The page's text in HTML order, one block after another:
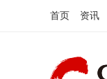
首页 资讯